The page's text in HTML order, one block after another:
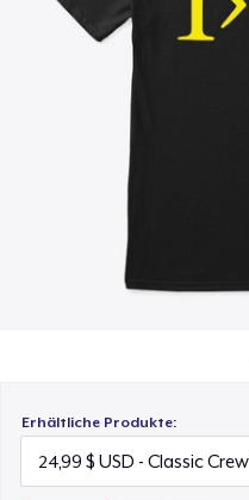
Erhältliche Produkte: